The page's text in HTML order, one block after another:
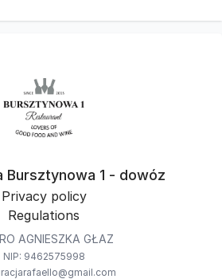
Bursztynowa 1 - dowóz
Privacy policy
Regulations
AGNIESZKA GŁAZ
NIP: 9462575998